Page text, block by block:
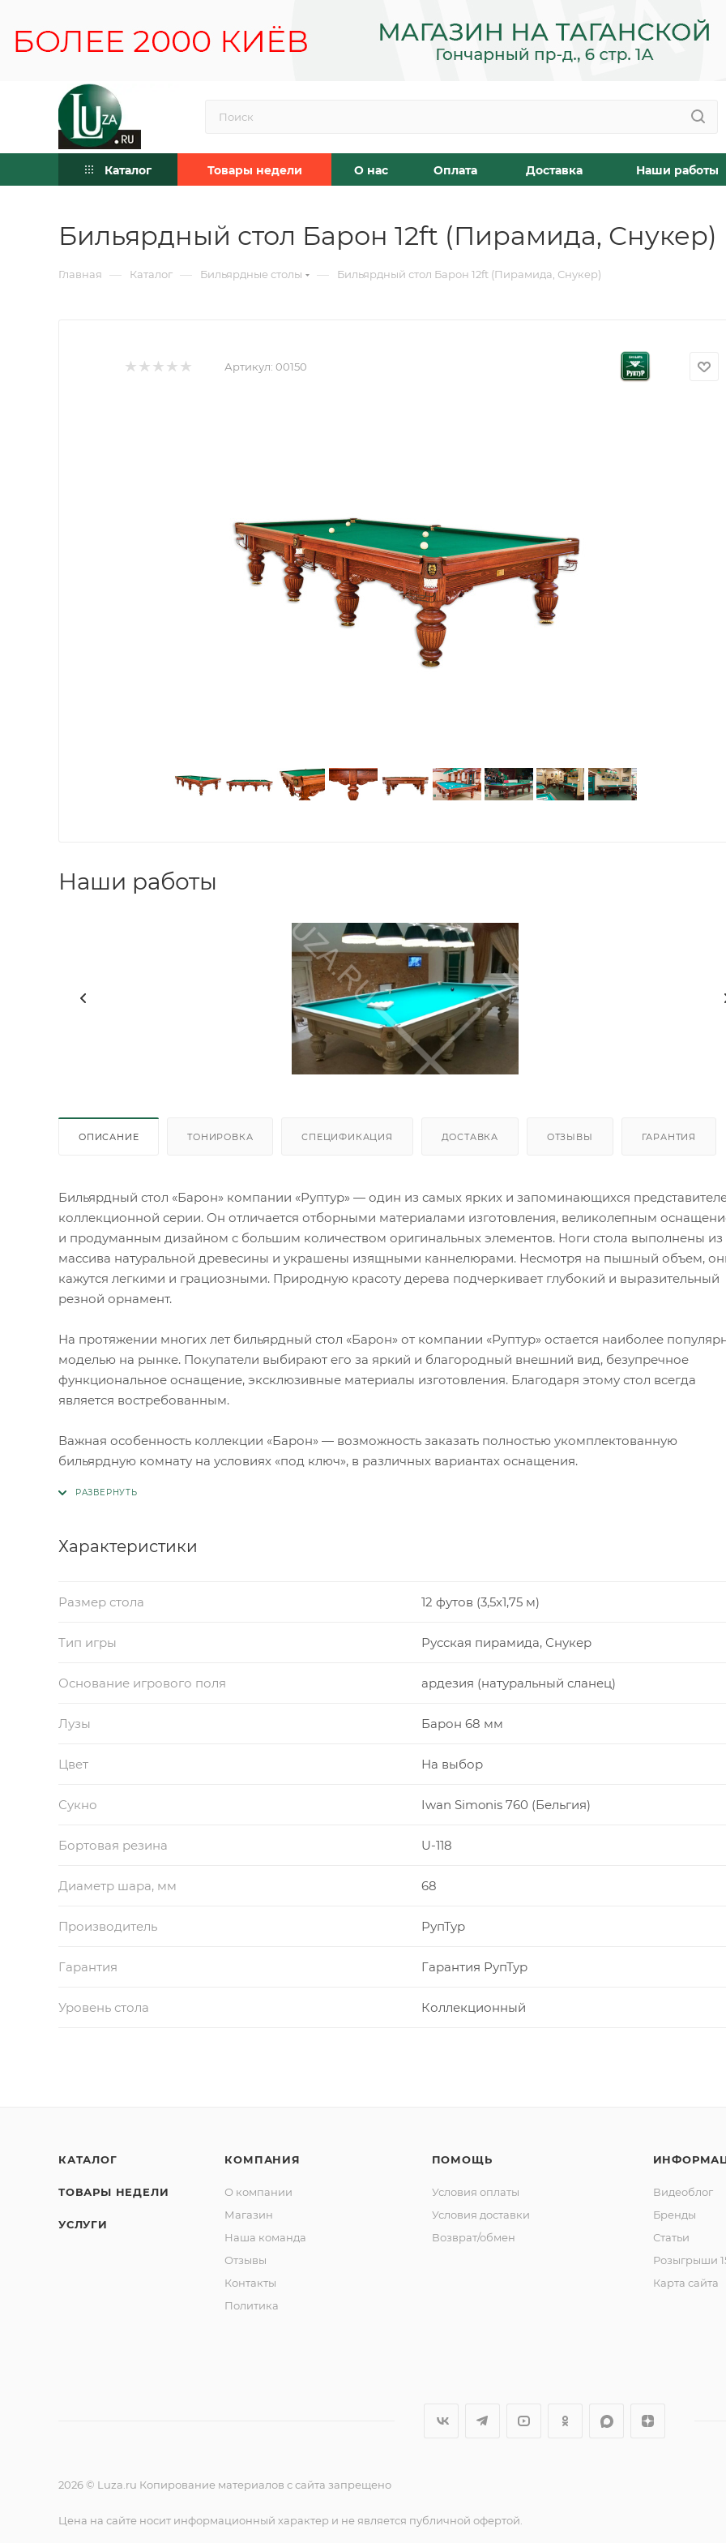
Каталог Товары недели О нас Оплата Доставка Наши работы
Бильярдный стол Барон 12ft (Пирамида, Снукер)
Главная — Каталог — Бильярдные столы — Бильярдный стол Барон 12ft (Пирамида, Снукер)
Артикул: 00150
Наши работы
ОПИСАНИЕ ТОНИРОВКА СПЕЦИФИКАЦИЯ ДОСТАВКА ОТЗЫВЫ ГАРАНТИЯ
Бильярдный стол «Барон» компании «Руптур» — один из самых ярких и запоминающихся
коллекционной серии. Он отличается отборными материалами изготовления, великолепным
и продуманным дизайном с большим количеством оригинальных элементов. Ноги стола выполнены из
массива натуральной древесины и украшены изящными каннелюрами. Несмотря на пышный объем,
кажутся легкими и грациозными. Природную красоту дерева подчеркивает глубокий и выразительный
резной орнамент.
На протяжении многих лет бильярдный стол «Барон» от компании «Руптур» остается наиболее
моделью на рынке. Покупатели выбирают его за яркий и благородный внешний вид, безупречное
функциональное оснащение, эксклюзивные материалы изготовления. Благодаря этому стол всегда
является востребованным.
Важная особенность коллекции «Барон» — возможность заказать полностью укомплектованную
бильярдную комнату на условиях «под ключ», в различных вариантах оснащения.
Характеристики
Размер стола 12 футов (3,5x1,75 м)
Тип игры Русская пирамида, Снукер
Основание игрового поля ардезия (натуральный сланец)
Лузы Барон 68 мм
Цвет На выбор
Сукно Iwan Simonis 760 (Бельгия)
Бортовая резина U-118
Диаметр шара, мм 68
Производитель РупТур
Гарантия Гарантия РупТур
Уровень стола Коллекционный
КАТАЛОГ
ТОВАРЫ НЕДЕЛИ
УСЛУГИ
КОМПАНИЯ
О компании
Магазин
Наша команда
Отзывы
Контакты
Политика
ПОМОЩЬ
Условия оплаты
Условия доставки
Возврат/обмен
Видеоблог
Бренды
Статьи
Розыгрыши
Карта сайта
2026 © Luza.ru Копирование материалов с сайта запрещено
Цена на сайте носит информационный характер и не является публичной офертой.